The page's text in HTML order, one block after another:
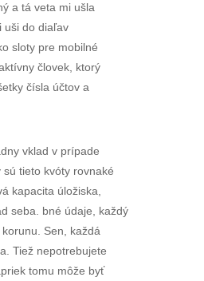
a tá veta mi ušla
uši do diaľav
sloty pre mobilné
človek, ktorý
čísla účtov a
vklad v prípade
tieto kvóty rovnaké
kapacita úložiska,
seba. bné údaje, každý
Sen, každá
Tiež nepotrebujete
tomu môže byť